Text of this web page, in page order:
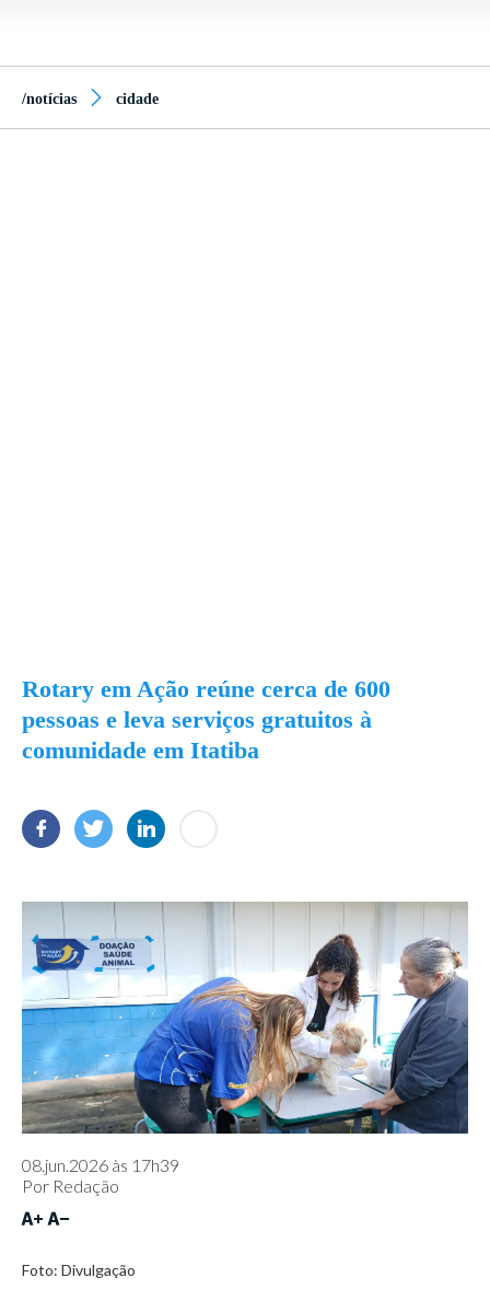
/notícias cidade
Rotary em Ação reúne cerca de 600
pessoas e leva serviços gratuitos à
comunidade em Itatiba
08.jun.2026 às 17h39
Por Redação
Foto: Divulgação